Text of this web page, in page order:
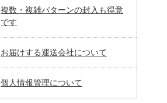
複数・複雑パターンの封入も得意
です
お届けする運送会社について
個人情報管理について